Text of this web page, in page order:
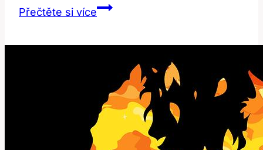
Přečtěte si víceNapětí:
Angličtině?